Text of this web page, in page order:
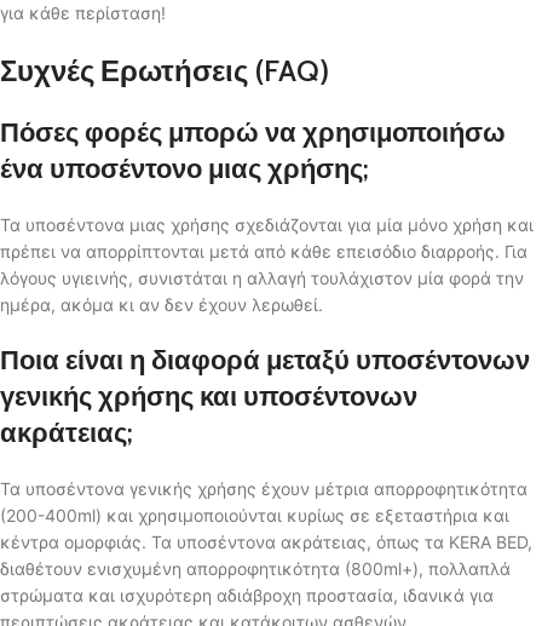
για κάθε περίσταση!
Συχνές Ερωτήσεις (FAQ)
Πόσες φορές μπορώ να χρησιμοποιήσω
ένα υποσέντονο μιας χρήσης;
Τα υποσέντονα μιας χρήσης σχεδιάζονται για μία μόνο χρήση και
πρέπει να απορρίπτονται μετά από κάθε επεισόδιο διαρροής. Για
λόγους υγιεινής, συνιστάται η αλλαγή τουλάχιστον μία φορά την
ημέρα, ακόμα κι αν δεν έχουν λερωθεί.
Ποια είναι η διαφορά μεταξύ υποσέντονων
γενικής χρήσης και υποσέντονων
ακράτειας;
Τα υποσέντονα γενικής χρήσης έχουν μέτρια απορροφητικότητα
(200-400ml) και χρησιμοποιούνται κυρίως σε εξεταστήρια και
κέντρα ομορφιάς. Τα υποσέντονα ακράτειας, όπως τα KERA BED,
διαθέτουν ενισχυμένη απορροφητικότητα (800ml+), πολλαπλά
στρώματα και ισχυρότερη αδιάβροχη προστασία, ιδανικά για
περιπτώσεις ακράτειας και κατάκοιτων ασθενών.